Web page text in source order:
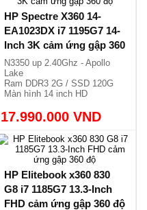
HP Spectre X360 14-
EA1023DX i7 1195G7 14-
Inch 3K cảm ứng gập 360
độ
N3350 up 2.40Ghz - Apollo
Ram DDR3 2G / SSD 120G
Màn hình 14 inch HD
Siêu mỏng và nhẹ 1.5kg
17.990.000 VND
HP Elitebook x360 830